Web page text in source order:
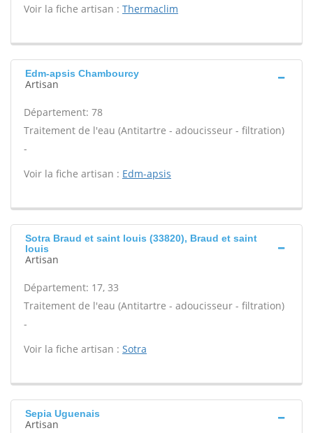
Voir la fiche artisan : Thermaclim
Edm-apsis Chambourcy
Artisan
Département: 78
Traitement de l'eau (Antitartre - adoucisseur - filtration)
-
Voir la fiche artisan : Edm-apsis
Sotra Braud et saint louis (33820), Braud et saint
louis
Artisan
Département: 17, 33
Traitement de l'eau (Antitartre - adoucisseur - filtration)
-
Voir la fiche artisan : Sotra
Sepia Uguenais
Artisan